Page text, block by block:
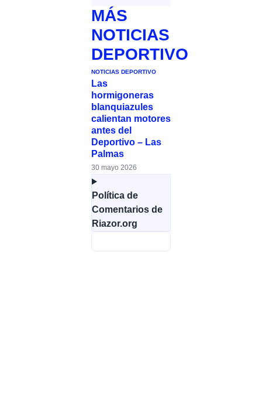
MÁS
NOTICIAS
DEPORTIVO
NOTICIAS DEPORTIVO
Las
hormigoneras
blanquiazules
calientan motores
antes del
Deportivo – Las
Palmas
30 mayo 2026
Política de
Comentarios de
Riazor.org